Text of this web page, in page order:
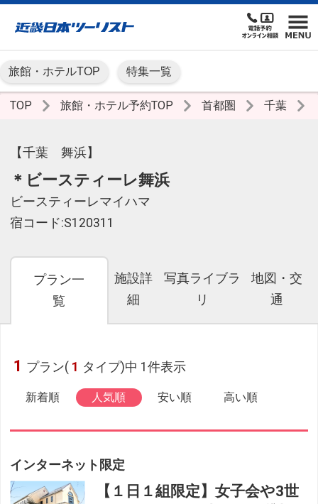
旅館・ホテルTOP 特集一覧
TOP 旅館・ホテル予約TOP 首都圏 千葉
【千葉 舞浜】
＊ビースティーレ舞浜
ビースティーレマイハマ
宿コード:S120311
プラン一
覧
施設詳
細
写真ライブラ
リ
地図・交
通
1 プラン( 1 タイプ)中 1件表示
新着順 人気順 安い順 高い順
インターネット限定
【１日１組限定】女子会や3世